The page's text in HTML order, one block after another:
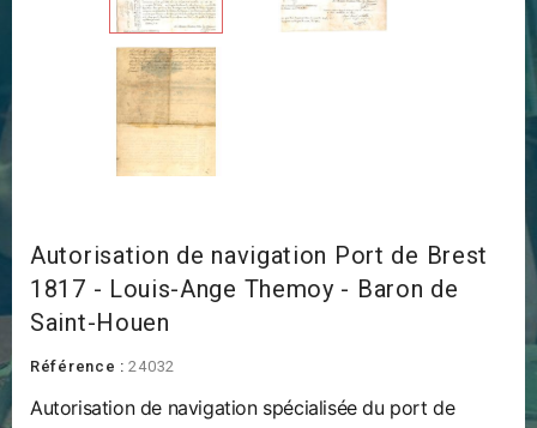
Autorisation de navigation Port de Brest
1817 - Louis-Ange Themoy - Baron de
Saint-Houen
Référence : 24032
Autorisation de navigation spécialisée du port de